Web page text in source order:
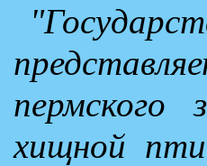
пермского
хищной